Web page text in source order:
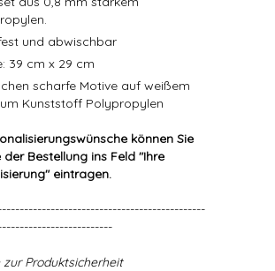
und abwischbar
39 cm x 29 cm
scharfe Motive auf weißem
Kunststoff Polypropylen
können Sie
der Bestellung ins Feld "Ihre
eintragen.
Produktsicherheit